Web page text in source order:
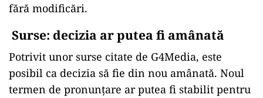
fără modificări.
Surse: decizia ar putea fi amânată
Potrivit unor surse citate de G4Media, este
posibil ca decizia să fie din nou amânată. Noul
termen de pronunțare ar putea fi stabilit pentru